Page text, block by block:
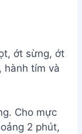
ớt sừng, ớt
hành tím và
Cho mực
2 phút,